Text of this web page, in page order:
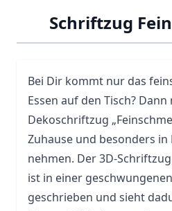
Schriftzug
Bei Dir kommt nur das
Essen auf den Tisch?
Dekoschriftzug
Zuhause und besonders in
nehmen. Der 3D-
ist in einer
geschrieben und sieht